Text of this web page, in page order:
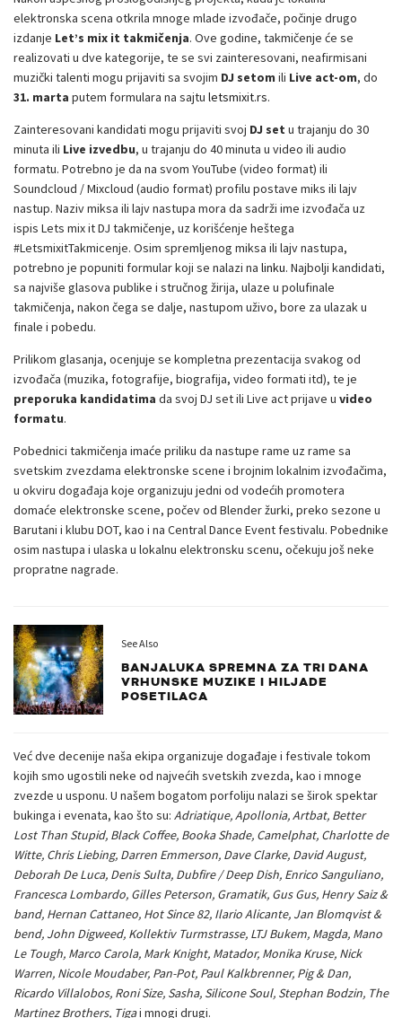
elektronska scena otkrila mnoge mlade izvođače, počinje drugo
izdanje Let’s mix it takmičenja. Ove godine, takmičenje će se
realizovati u dve kategorije, te se svi zainteresovani, neafirmisani
muzički talenti mogu prijaviti sa svojim DJ setom ili Live act-om, do
31. marta putem formulara na sajtu letsmixit.rs.
Zainteresovani kandidati mogu prijaviti svoj DJ set u trajanju do 30
minuta ili Live izvedbu, u trajanju do 40 minuta u video ili audio
formatu. Potrebno je da na svom YouTube (video format) ili
Soundcloud / Mixcloud (audio format) profilu postave miks ili lajv
nastup. Naziv miksa ili lajv nastupa mora da sadrži ime izvođača uz
ispis Lets mix it DJ takmičenje, uz korišćenje heštega
#LetsmixitTakmicenje. Osim spremljenog miksa ili lajv nastupa,
potrebno je popuniti formular koji se nalazi na linku. Najbolji kandidati,
sa najviše glasova publike i stručnog žirija, ulaze u polufinale
takmičenja, nakon čega se dalje, nastupom uživo, bore za ulazak u
finale i pobedu.
Prilikom glasanja, ocenjuje se kompletna prezentacija svakog od
izvođača (muzika, fotografije, biografija, video formati itd), te je
preporuka kandidatima da svoj DJ set ili Live act prijave u video
formatu.
Pobednici takmičenja imaće priliku da nastupe rame uz rame sa
svetskim zvezdama elektronske scene i brojnim lokalnim izvođačima,
u okviru događaja koje organizuju jedni od vodećih promotera
domaće elektronske scene, počev od Blender žurki, preko sezone u
Barutani i klubu DOT, kao i na Central Dance Event festivalu. Pobednike
osim nastupa i ulaska u lokalnu elektronsku scenu, očekuju još neke
propratne nagrade.
See Also
BANJALUKA SPREMNA ZA TRI DANA
VRHUNSKE MUZIKE I HILJADE
POSETILACA
Već dve decenije naša ekipa organizuje događaje i festivale tokom
kojih smo ugostili neke od najvećih svetskih zvezda, kao i mnoge
zvezde u usponu. U našem bogatom porfoliju nalazi se širok spektar
bukinga i evenata, kao što su: Adriatique, Apollonia, Artbat, Better
Lost Than Stupid, Black Coffee, Booka Shade, Camelphat, Charlotte de
Witte, Chris Liebing, Darren Emmerson, Dave Clarke, David August,
Deborah De Luca, Denis Sulta, Dubfire / Deep Dish, Enrico Sanguliano,
Francesca Lombardo, Gilles Peterson, Gramatik, Gus Gus, Henry Saiz &
band, Hernan Cattaneo, Hot Since 82, Ilario Alicante, Jan Blomqvist &
bend, John Digweed, Kollektiv Turmstrasse, LTJ Bukem, Magda, Mano
Le Tough, Marco Carola, Mark Knight, Matador, Monika Kruse, Nick
Warren, Nicole Moudaber, Pan-Pot, Paul Kalkbrenner, Pig & Dan,
Ricardo Villalobos, Roni Size, Sasha, Silicone Soul, Stephan Bodzin, The
Martinez Brothers, Tigai mnogi drugi.